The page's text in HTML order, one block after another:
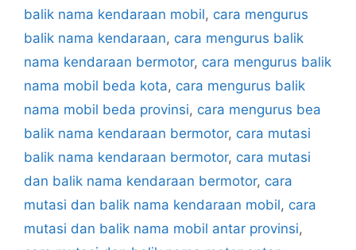
balik nama kendaraan mobil, cara mengurus
balik nama kendaraan, cara mengurus balik
nama kendaraan bermotor, cara mengurus balik
nama mobil beda kota, cara mengurus balik
nama mobil beda provinsi, cara mengurus bea
balik nama kendaraan bermotor, cara mutasi
balik nama kendaraan bermotor, cara mutasi
dan balik nama kendaraan bermotor, cara
mutasi dan balik nama kendaraan mobil, cara
mutasi dan balik nama mobil antar provinsi,